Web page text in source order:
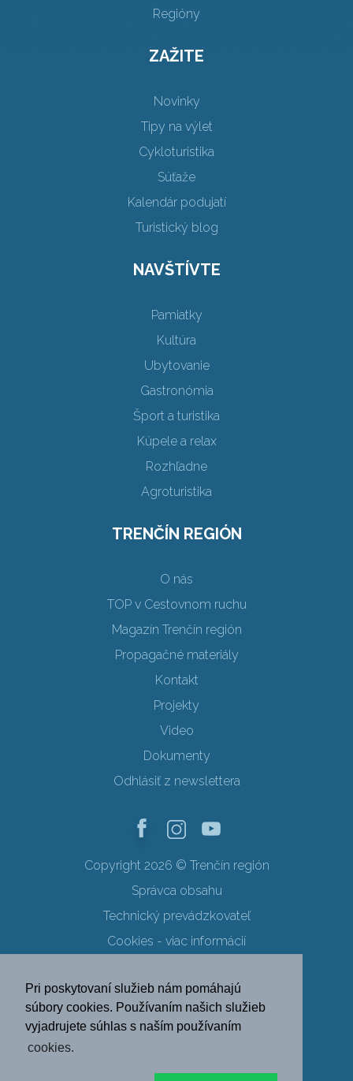
Pri poskytovaní služieb nám pomáhajú
súbory cookies. Používaním našich služieb
vyjadrujete súhlas s naším používaním
cookies.
Regióny
ZAŽITE
Novinky
Tipy na výlet
Cykloturistika
Súťaže
Kalendár podujatí
Turistický blog
NAVŠTÍVTE
Pamiatky
Kultúra
Ubytovanie
Gastronómia
Šport a turistika
Kúpele a relax
Rozhľadne
Agroturistika
TRENČÍN REGIÓN
O nás
TOP v Cestovnom ruchu
Magazín Trenčín región
Propagačné materiály
Kontakt
Projekty
Video
Dokumenty
Odhlásiť z newslettera
Copyright 2026 © Trenčín región
Správca obsahu
Technický prevádzkovateľ
Cookies - viac informácií
Ochrana osobných údajov
SK EN DE
PL